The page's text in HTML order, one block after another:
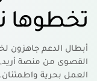
تخطوها
أبطال الدعم جاهزون
القصوى من منصة
العمل بحرية